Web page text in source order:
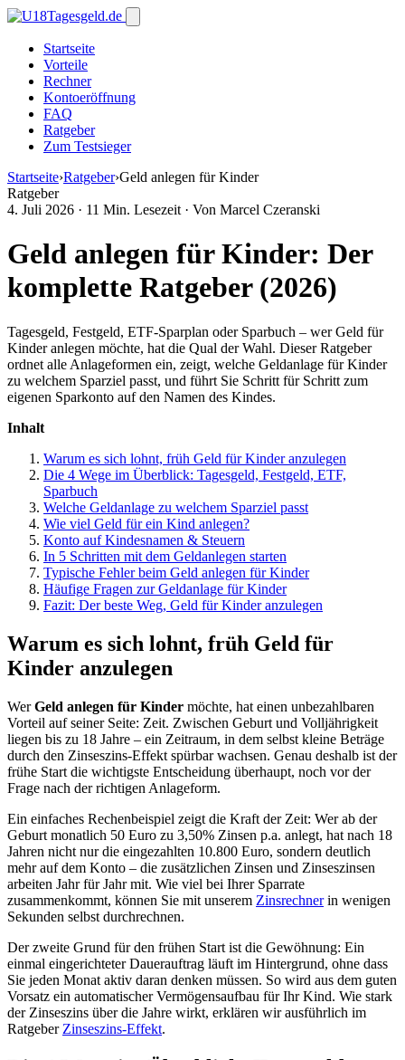
Startseite
Vorteile
Rechner
Kontoeröffnung
FAQ
Ratgeber
Zum Testsieger
Startseite›Ratgeber›Geld anlegen für Kinder
Ratgeber
4. Juli 2026 · 11 Min. Lesezeit · Von Marcel Czeranski
Geld anlegen für Kinder: Der
komplette Ratgeber (2026)
Tagesgeld, Festgeld, ETF-Sparplan oder Sparbuch – wer Geld für
Kinder anlegen möchte, hat die Qual der Wahl. Dieser Ratgeber
ordnet alle Anlageformen ein, zeigt, welche Geldanlage für Kinder
zu welchem Sparziel passt, und führt Sie Schritt für Schritt zum
eigenen Sparkonto auf den Namen des Kindes.
Inhalt
Warum es sich lohnt, früh Geld für Kinder anzulegen
Die 4 Wege im Überblick: Tagesgeld, Festgeld, ETF,
Sparbuch
Welche Geldanlage zu welchem Sparziel passt
Wie viel Geld für ein Kind anlegen?
Konto auf Kindesnamen & Steuern
In 5 Schritten mit dem Geldanlegen starten
Typische Fehler beim Geld anlegen für Kinder
Häufige Fragen zur Geldanlage für Kinder
Fazit: Der beste Weg, Geld für Kinder anzulegen
Warum es sich lohnt, früh Geld für
Kinder anzulegen
WerGeld anlegen für Kinder möchte, hat einen unbezahlbaren
Vorteil auf seiner Seite: Zeit. Zwischen Geburt und Volljährigkeit
liegen bis zu 18 Jahre – ein Zeitraum, in dem selbst kleine Beträge
durch den Zinseszins-Effekt spürbar wachsen. Genau deshalb ist der
frühe Start die wichtigste Entscheidung überhaupt, noch vor der
Frage nach der richtigen Anlageform.
Ein einfaches Rechenbeispiel zeigt die Kraft der Zeit: Wer ab der
Geburt monatlich 50 Euro zu 3,50% Zinsen p.a. anlegt, hat nach 18
Jahren nicht nur die eingezahlten 10.800 Euro, sondern deutlich
mehr auf dem Konto – die zusätzlichen Zinsen und Zinseszinsen
arbeiten Jahr für Jahr mit. Wie viel bei Ihrer Sparrate
zusammenkommt, können Sie mit unserem Zinsrechnerin wenigen
Sekunden selbst durchrechnen.
Der zweite Grund für den frühen Start ist die Gewöhnung: Ein
einmal eingerichteter Dauerauftrag läuft im Hintergrund, ohne dass
Sie jeden Monat aktiv daran denken müssen. So wird aus dem guten
Vorsatz ein automatischer Vermögensaufbau für Ihr Kind. Wie stark
der Zinseszins über die Jahre wirkt, erklären wir ausführlich im
Ratgeber Zinseszins-Effekt.